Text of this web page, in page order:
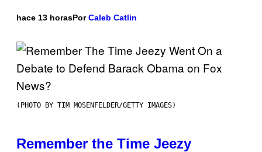
hace 13 horasPorCaleb Catlin
(PHOTO BY TIM MOSENFELDER/GETTY IMAGES)
Remember the Time Jeezy